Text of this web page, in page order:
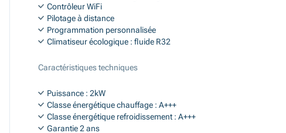
Contrôleur WiFi
Pilotage à distance
Programmation personnalisée
Climatiseur écologique : fluide R32
Caractéristiques techniques
Puissance : 2kW
Classe énergétique chauffage : A+++
Classe énergétique refroidissement : A+++
Garantie 2 ans